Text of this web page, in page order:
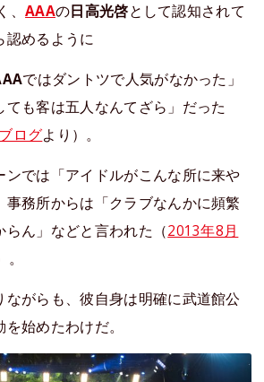
、AAAの日高光啓として認知されて
認めるように
ではダントツで人気がなかった」
ても客は五人なんてざら」だった
ログより）。
ンでは「アイドルがこんな所に来や
事務所からは「クラブなんかに頻繁
らん」などと言われた（2013年8月
ながらも、彼自身は明確に武道館公
始めたわけだ。